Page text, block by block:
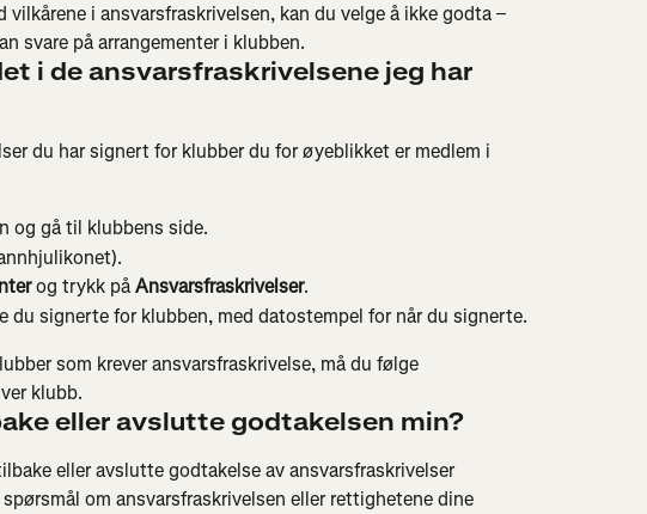
vilkårene i ansvarsfraskrivelsen, kan du velge å ikke godta –
svare på arrangementer i klubben.
i de ansvarsfraskrivelsene jeg har
du har signert for klubber du for øyeblikket er medlem i
og gå til klubbens side.
og trykk på Ansvarsfraskrivelser.
du signerte for klubben, med datostempel for når du signerte.
som krever ansvarsfraskrivelse, må du følge
klubb.
eller avslutte godtakelsen min?
eller avslutte godtakelse av ansvarsfraskrivelser
om ansvarsfraskrivelsen eller rettighetene dine